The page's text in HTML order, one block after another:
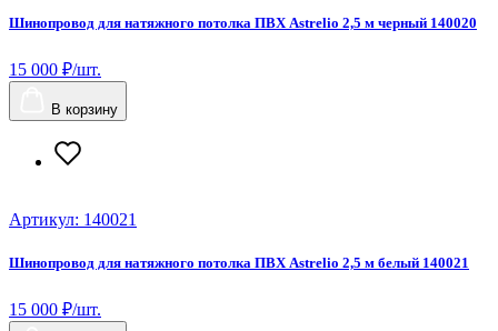
Шинопровод для натяжного потолка ПВХ Astrelio 2,5 м черный 140020
15 000 ₽/шт.
В корзину
Артикул: 140021
Шинопровод для натяжного потолка ПВХ Astrelio 2,5 м белый 140021
15 000 ₽/шт.